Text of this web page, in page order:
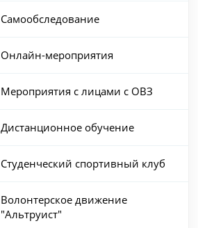
Самообследование
Онлайн-мероприятия
Мероприятия с лицами с ОВЗ
Дистанционное обучение
Студенческий спортивный клуб
Волонтерское движение
"Альтруист"